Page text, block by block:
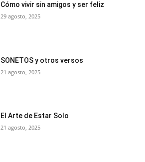
Cómo vivir sin amigos y ser feliz
29 agosto, 2025
SONETOS y otros versos
21 agosto, 2025
El Arte de Estar Solo
21 agosto, 2025